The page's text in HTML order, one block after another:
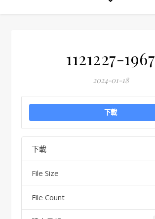
1121227-1967
2024-01-18
下載
下載
File Size
File Count